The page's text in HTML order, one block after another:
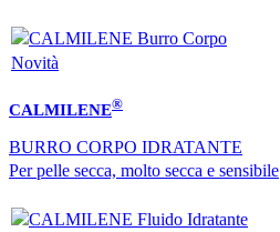
Novità
CALMILENE®
BURRO CORPO IDRATANTE
Per pelle secca, molto secca e sensibile